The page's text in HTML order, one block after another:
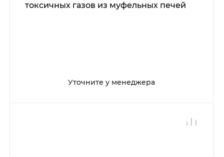
токсичных газов из муфельных печей
Уточните у менеджера